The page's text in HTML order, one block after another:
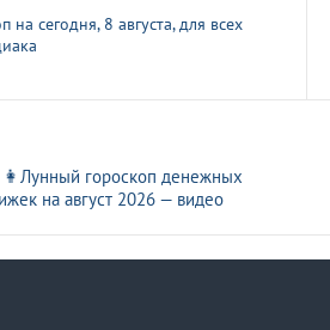
на сегодня, 8 августа, для всех
👩Лунный гороскоп денежных
на август 2026 — видео